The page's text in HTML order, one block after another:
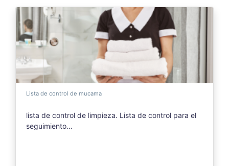
Lista de control de mucama
lista de control de limpieza. Lista de control para el
seguimiento...